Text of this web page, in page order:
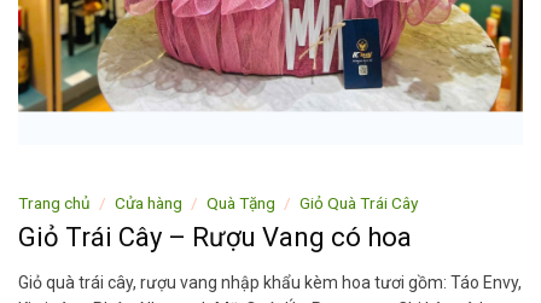
Trang chủ / Cửa hàng / Quà Tặng / Giỏ Quà Trái Cây
Giỏ Trái Cây – Rượu Vang có hoa
Giỏ quà trái cây, rượu vang nhập khẩu kèm hoa tươi gồm: Táo Envy,